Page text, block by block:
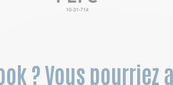
? Vous pourriez